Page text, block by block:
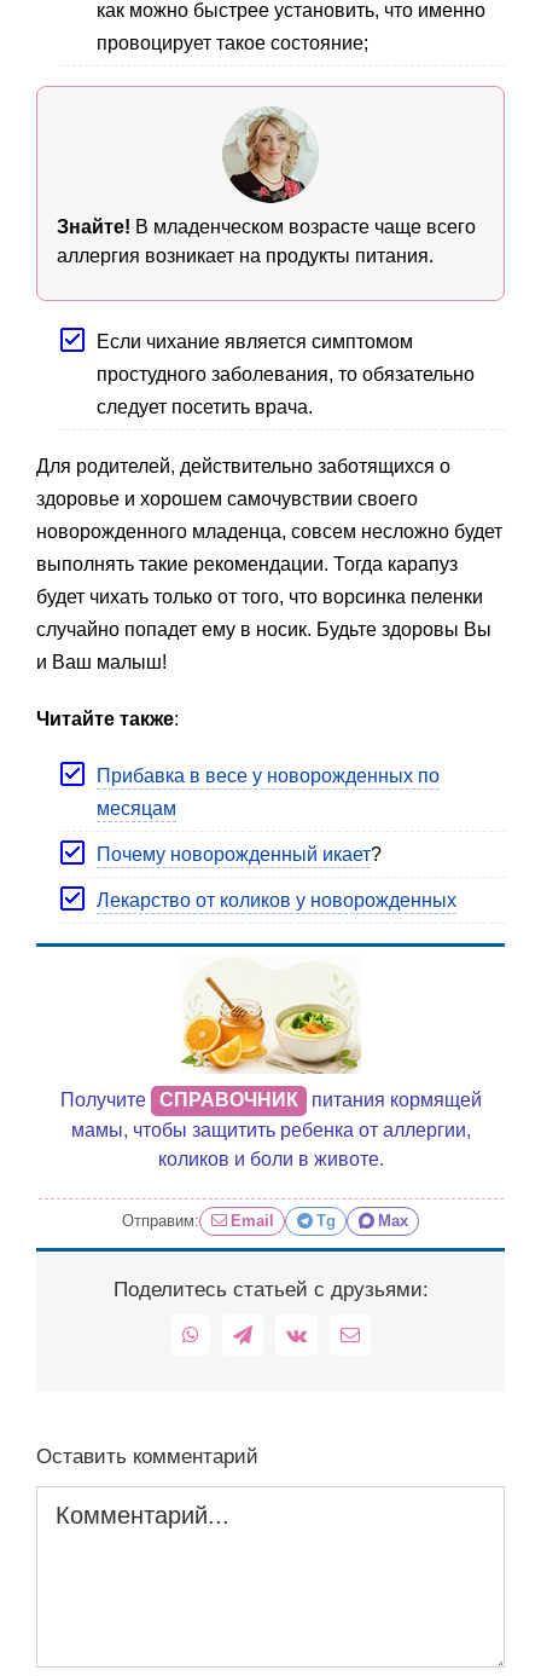
как можно быстрее установить, что именно
провоцирует такое состояние;
Знайте! В младенческом возрасте чаще всего
аллергия возникает на продукты питания.
Если чихание является симптомом
простудного заболевания, то обязательно
следует посетить врача.
Для родителей, действительно заботящихся о
здоровье и хорошем самочувствии своего
новорожденного младенца, совсем несложно будет
выполнять такие рекомендации. Тогда карапуз
будет чихать только от того, что ворсинка пеленки
случайно попадет ему в носик. Будьте здоровы Вы
и Ваш малыш!
Читайте также:
Прибавка в весе у новорожденных по
месяцам
Почему новорожденный икает?
Лекарство от коликов у новорожденных
Получите СПРАВОЧНИК
питания кормящей
мамы, чтобы защитить ребенка от аллергии,
коликов и боли в животе.
Отправим: Email Tg Max
Поделитесь статьей с друзьями:
WhatsAppTelegram
Vk Email
Оставить комментарий
Комментарий